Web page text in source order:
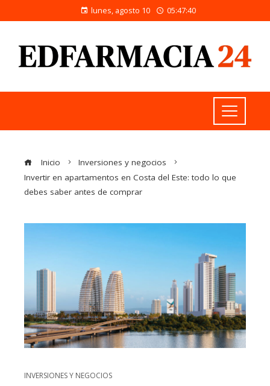
lunes, agosto 10 05:47:41
Inicio
Inversiones y negocios
Invertir en apartamentos en Costa del Este: todo lo que
debes saber antes de comprar
INVERSIONES Y NEGOCIOS